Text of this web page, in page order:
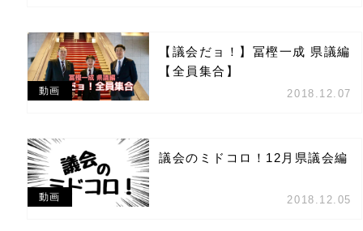
動画
【議会だョ！】冨樫一成 県議編
【全員集合】
2018.12.07
動画
議会のミドコロ！12月県議会編
2018.12.05